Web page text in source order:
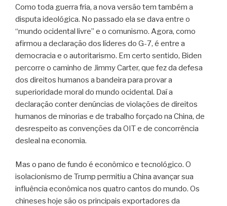
Como toda guerra fria, a nova versão tem também a
disputa ideológica. No passado ela se dava entre o
“mundo ocidental livre” e o comunismo. Agora, como
afirmou a declaração dos líderes do G-7, é entre a
democracia e o autoritarismo. Em certo sentido, Biden
percorre o caminho de Jimmy Carter, que fez da defesa
dos direitos humanos a bandeira para provar a
superioridade moral do mundo ocidental. Daí a
declaração conter denúncias de violações de direitos
humanos de minorias e de trabalho forçado na China, de
desrespeito as convenções da OIT e de concorrência
desleal na economia.
Mas o pano de fundo é econômico e tecnológico. O
isolacionismo de Trump permitiu a China avançar sua
influência econômica nos quatro cantos do mundo. Os
chineses hoje são os principais exportadores da